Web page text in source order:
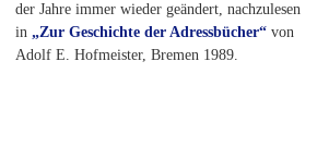
der Jahre immer wieder geändert, nachzulesen
in „Zur Geschichte der Adressbücher“ von
Adolf E. Hofmeister, Bremen 1989.